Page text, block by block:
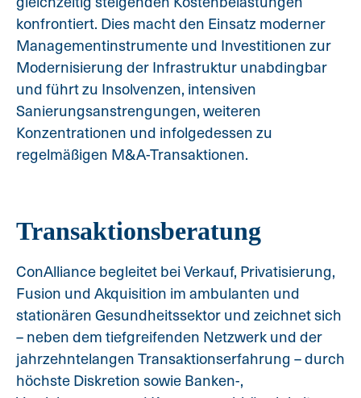
konfrontiert. Dies macht den Einsatz moderner
Managementinstrumente und Investitionen zur
Modernisierung der Infrastruktur unabdingbar
und führt zu Insolvenzen, intensiven
Sanierungsanstrengungen, weiteren
Konzentrationen und infolgedessen zu
regelmäßigen M&A-Transaktionen.
Transaktionsberatung
ConAlliance begleitet bei Verkauf, Privatisierung,
Fusion und Akquisition im ambulanten und
stationären Gesundheitssektor und zeichnet sich
– neben dem tiefgreifenden Netzwerk und der
jahrzehntelangen Transaktionserfahrung – durch
höchste Diskretion sowie Banken-,